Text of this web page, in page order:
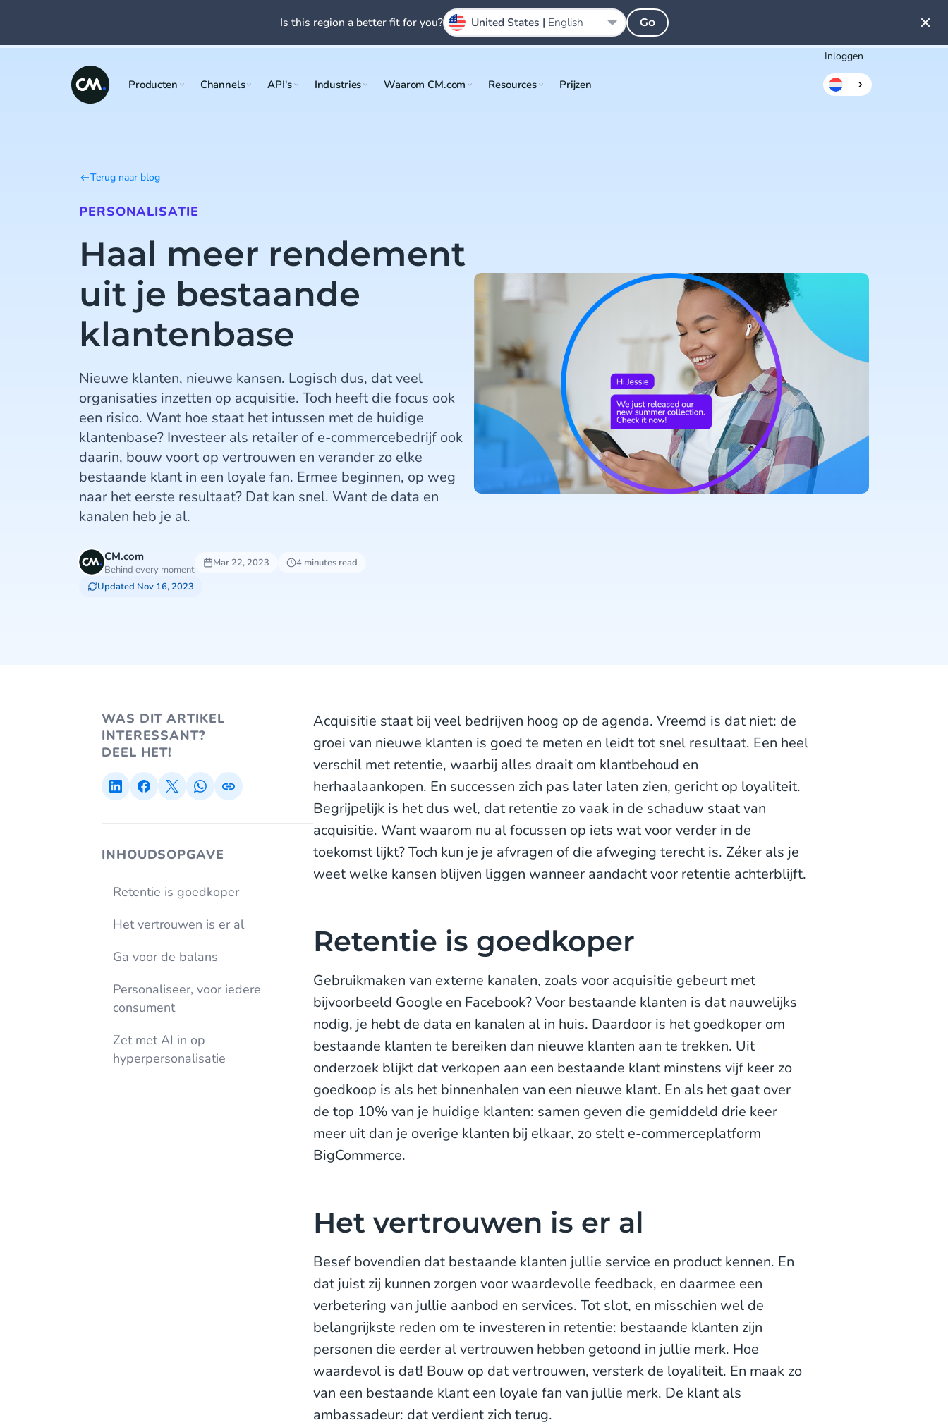
Inloggen
Producten Channels API's Industries Waarom CM.com Resources Prijzen
Terug naar blog
PERSONALISATIE
Haal meer rendement
uit je bestaande
klantenbase
Nieuwe klanten, nieuwe kansen. Logisch dus, dat veel
organisaties inzetten op acquisitie. Toch heeft die focus ook
een risico. Want hoe staat het intussen met de huidige
klantenbase? Investeer als retailer of e-commercebedrijf ook
daarin, bouw voort op vertrouwen en verander zo elke
bestaande klant in een loyale fan. Ermee beginnen, op weg
naar het eerste resultaat? Dat kan snel. Want de data en
kanalen heb je al.
CM.com
Behind every moment
Mar 22, 2023
4 minutes read
Updated Nov 16, 2023
WAS DIT ARTIKEL
INTERESSANT?
DEEL HET!
INHOUDSOPGAVE
Retentie is goedkoper
Het vertrouwen is er al
Ga voor de balans
Personaliseer, voor iedere
consument
Zet met AI in op
hyperpersonalisatie
Acquisitie staat bij veel bedrijven hoog op de agenda. Vreemd is dat niet: de
groei van nieuwe klanten is goed te meten en leidt tot snel resultaat. Een heel
verschil met retentie, waarbij alles draait om klantbehoud en
herhaalaankopen. En successen zich pas later laten zien, gericht op loyaliteit.
Begrijpelijk is het dus wel, dat retentie zo vaak in de schaduw staat van
acquisitie. Want waarom nu al focussen op iets wat voor verder in de
toekomst lijkt? Toch kun je je afvragen of die afweging terecht is. Zéker als je
weet welke kansen blijven liggen wanneer aandacht voor retentie achterblijft.
Retentie is goedkoper
Gebruikmaken van externe kanalen, zoals voor acquisitie gebeurt met
bijvoorbeeld Google en Facebook? Voor bestaande klanten is dat nauwelijks
nodig, je hebt de data en kanalen al in huis. Daardoor is het goedkoper om
bestaande klanten te bereiken dan nieuwe klanten aan te trekken. Uit
onderzoek blijkt dat verkopen aan een bestaande klant minstens vijf keer zo
goedkoop is als het binnenhalen van een nieuwe klant. En als het gaat over
de top 10% van je huidige klanten: samen geven die gemiddeld drie keer
meer uit dan je overige klanten bij elkaar, zo stelt e-commerceplatform
BigCommerce.
Het vertrouwen is er al
Besef bovendien dat bestaande klanten jullie service en product kennen. En
dat juist zij kunnen zorgen voor waardevolle feedback, en daarmee een
verbetering van jullie aanbod en services. Tot slot, en misschien wel de
belangrijkste reden om te investeren in retentie: bestaande klanten zijn
personen die eerder al vertrouwen hebben getoond in jullie merk. Hoe
waardevol is dat! Bouw op dat vertrouwen, versterk de loyaliteit. En maak zo
van een bestaande klant een loyale fan van jullie merk. De klant als
ambassadeur: dat verdient zich terug.
Is this region a better fit for you? United States | English Go